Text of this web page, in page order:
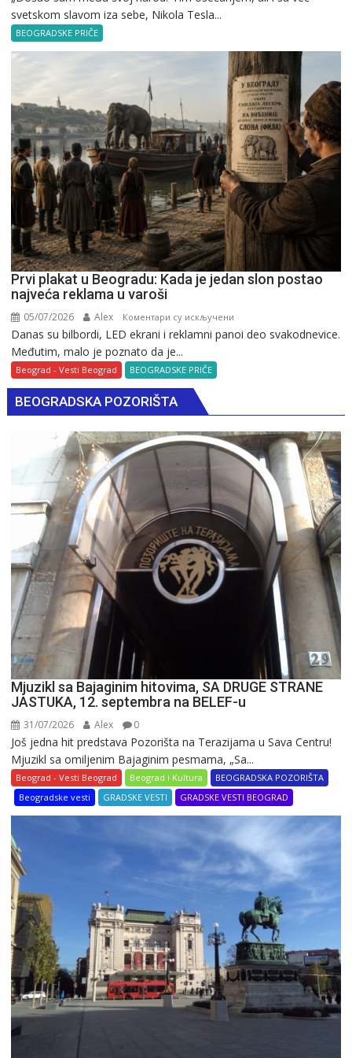
Beogradu
svetskom slavom iza sebe, Nikola Tesla...
BEOGRADSKE PRIČE
Prvi plakat u Beogradu: Kada je jedan slon postao
najveća reklama u varoši
05/07/2026 Alex Коментари су искључени
Prvi
je
jedan
slon
postao
najveća
reklama
u
varoši
Danas su bilbordi, LED ekrani i reklamni panoi deo svakodnevice.
Međutim, malo je poznato da je...
Beograd - Vesti Beograd BEOGRADSKE PRIČE
BEOGRADSKA POZORIŠTA
Mjuzikl sa Bajaginim hitovima, SA DRUGE STRANE
JASTUKA, 12. septembra na BELEF-u
31/07/2026 Alex 0
Još jedna hit predstava Pozorišta na Terazijama u Sava Centru!
Mjuzikl sa omiljenim Bajaginim pesmama, „Sa...
Beograd - Vesti Beograd Beograd i Kultura
BEOGRADSKA POZORIŠTA
Beogradske vesti
GRADSKE VESTI GRADSKE VESTI BEOGRAD